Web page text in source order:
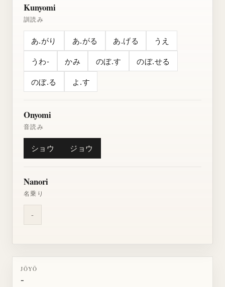
Kunyomi
訓読み
あ.がり あ.がる あ.げる うえ
うわ- かみ のぼ.す のぼ.せる
のぼ.る よ.す
Onyomi
音読み
ショウ ジョウ
Nanori
名乗り
-
JŌYŌ
-